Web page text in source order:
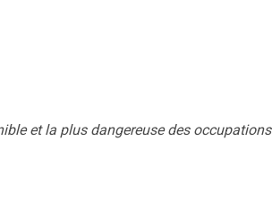
et la plus dangereuse des occupations